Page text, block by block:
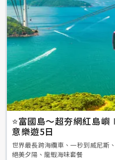
⭐️富國島～超夯網紅島
意樂遊5日
世界最長跨海纜車、一秒到威尼斯
絕美夕陽、龍蝦海味套餐